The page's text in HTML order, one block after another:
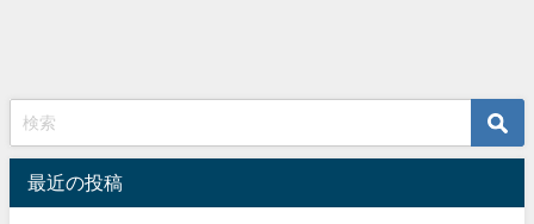
最近の投稿